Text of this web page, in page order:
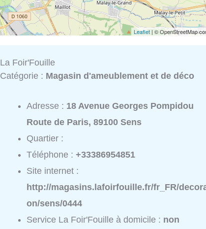
Leaflet| © OpenStreetMap
La Foir'Fouille
Catégorie : Magasin d'ameublement et de déco
Adresse : 18 Avenue Georges Pompidou
Route de Paris, 89100 Sens
Quartier :
Téléphone :+33386954851
Site internet :
http://magasins.lafoirfouille.fr/fr_FR/
on/sens/0444
Service La Foir'Fouille à domicile : non